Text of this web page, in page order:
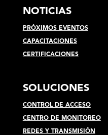
NOTICIAS
PRÓXIMOS EVENTOS
CAPACITACIONES
CERTIFICACIONES
SOLUCIONES
CONTROL DE ACCESO
CENTRO DE MONITOREO
REDES Y TRANSMISIÓN